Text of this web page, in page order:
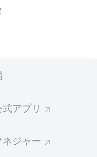
アプリ
ジャー